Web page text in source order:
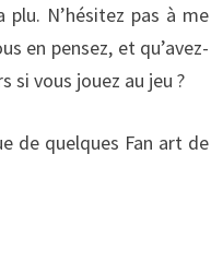
plu. N’hésitez pas à me
en pensez, et qu’avez-
si vous jouez au jeu ?
de quelques Fan art de